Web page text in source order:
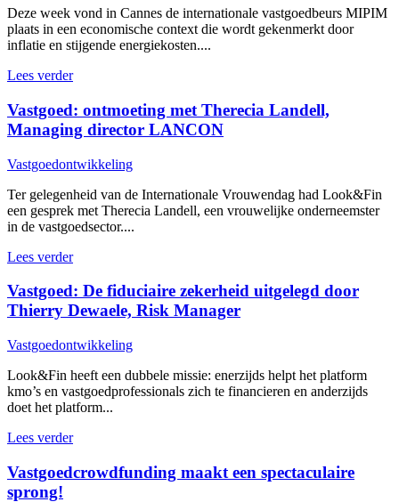
Deze week vond in Cannes de internationale vastgoedbeurs MIPIM
plaats in een economische context die wordt gekenmerkt door
inflatie en stijgende energiekosten....
Lees verder
Vastgoed: ontmoeting met Therecia Landell,
Managing director LANCON
Vastgoedontwikkeling
Ter gelegenheid van de Internationale Vrouwendag had Look&Fin
een gesprek met Therecia Landell, een vrouwelijke onderneemster
in de vastgoedsector....
Lees verder
Vastgoed: De fiduciaire zekerheid uitgelegd door
Thierry Dewaele, Risk Manager
Vastgoedontwikkeling
Look&Fin heeft een dubbele missie: enerzijds helpt het platform
kmo’s en vastgoedprofessionals zich te financieren en anderzijds
doet het platform...
Lees verder
Vastgoedcrowdfunding maakt een spectaculaire
sprong!